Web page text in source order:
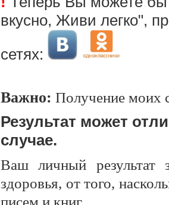
вкусно, Живи легко",
сетях:
Важно: Получение моих
Результат может
случае.
Ваш личный результат
здоровья, от того,
писем и книг.